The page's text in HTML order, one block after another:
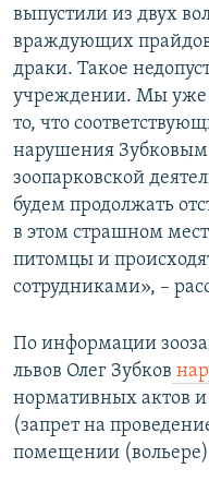
выпустили из двух
враждующих
драки. Такое
учреждении. Мы уже
то, что
нарушения Зубковым
зоопарковской
будем продолжать
в этом страшном
питомцы и
сотрудниками», –
По информации
львов Олег Зубков
нормативных актов и
(запрет на
помещении